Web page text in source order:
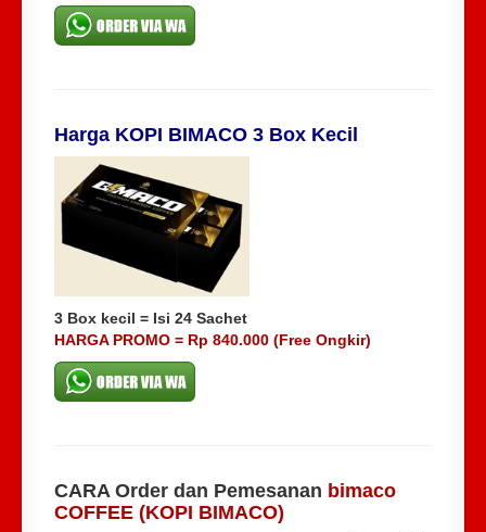
Harga KOPI BIMACO 3 Box Kecil
3 Box kecil = Isi 24 Sachet
HARGA PROMO = Rp 840.000 (Free Ongkir)
CARA Order dan Pemesanan bimaco
COFFEE (KOPI BIMACO)